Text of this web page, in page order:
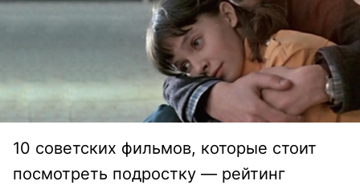
10 советских фильмов, которые стоит
посмотреть подростку — рейтинг